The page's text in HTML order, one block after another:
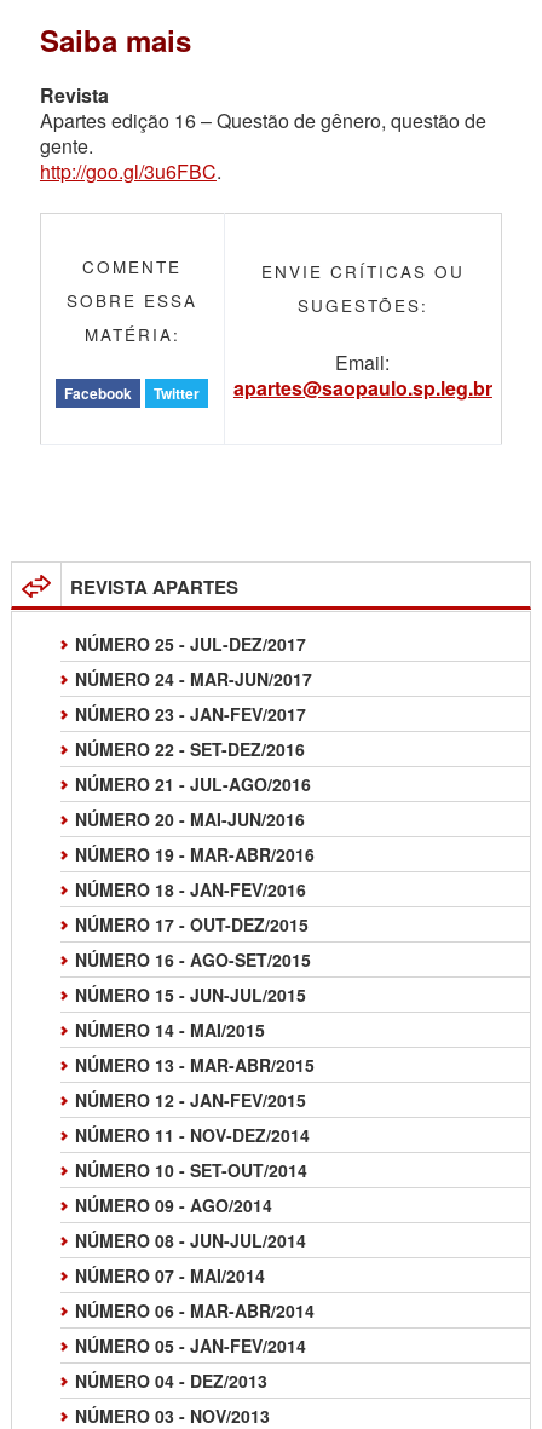
Saiba mais
Revista
Apartes edição 16 – Questão de gênero, questão de
gente.
http://goo.gl/3u6FBC.
COMENTE
SOBRE ESSA
MATÉRIA:
Facebook Twitter
ENVIE CRÍTICAS OU
SUGESTÕES:
Email:
apartes@saopaulo.sp.leg.br
REVISTA APARTES
NÚMERO 25 - JUL-DEZ/2017
NÚMERO 24 - MAR-JUN/2017
NÚMERO 23 - JAN-FEV/2017
NÚMERO 22 - SET-DEZ/2016
NÚMERO 21 - JUL-AGO/2016
NÚMERO 20 - MAI-JUN/2016
NÚMERO 19 - MAR-ABR/2016
NÚMERO 18 - JAN-FEV/2016
NÚMERO 17 - OUT-DEZ/2015
NÚMERO 16 - AGO-SET/2015
NÚMERO 15 - JUN-JUL/2015
NÚMERO 14 - MAI/2015
NÚMERO 13 - MAR-ABR/2015
NÚMERO 12 - JAN-FEV/2015
NÚMERO 11 - NOV-DEZ/2014
NÚMERO 10 - SET-OUT/2014
NÚMERO 09 - AGO/2014
NÚMERO 08 - JUN-JUL/2014
NÚMERO 07 - MAI/2014
NÚMERO 06 - MAR-ABR/2014
NÚMERO 05 - JAN-FEV/2014
NÚMERO 04 - DEZ/2013
NÚMERO 03 - NOV/2013